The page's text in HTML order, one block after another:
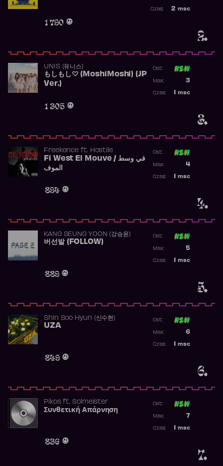
2.
1 790
2 msc
Czas:
3.
UNIS (유니스)
もしもし♡ (MoshiMoshi) (JP
Ver.)
1 305
Ost:
3
Max:
msc
Czas:
4.
Freekence ft. Hostile
Fi West El Mouve / في وسط
الموف
894
Ost:
4
Max:
msc
Czas:
5.
KANG SEUNG YOON (강승윤)
버선발 (FOLLOW)
889
Ost:
5
Max:
msc
Czas:
6.
Shin Soo Hyun (신수현)
UZA
849
Ost:
6
Max:
msc
Czas:
7.
Pikosft. Solmeister
Συνθετική Απάρνηση
836
Ost:
7
Max:
msc
Czas: